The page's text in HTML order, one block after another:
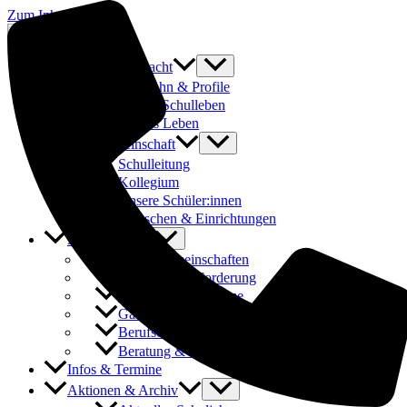
Zum Inhalt springen
Was uns ausmacht
Laufbahn & Profile
Buntes Schulleben
Fit fürs Leben
Schulgemeinschaft
Schulleitung
Kollegium
Unsere Schüler:innen
Menschen & Einrichtungen
Angebote
Arbeitsgemeinschaften
Förderung & Forderung
Austauschprogramme
Ganztages- und Hausaufgabenbetreuung
Berufsorientierung & Praktika
Beratung & Schulsozialarbeit
Infos & Termine
Aktionen & Archiv